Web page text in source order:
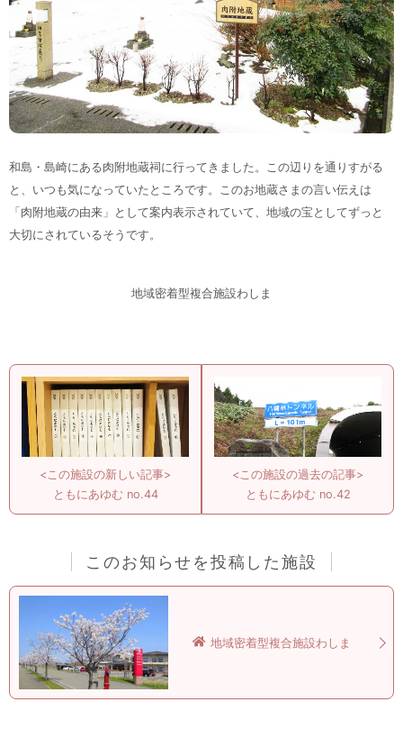
和島・島崎にある肉附地蔵祠に行ってきました。この辺りを通りすがる
と、いつも気になっていたところです。このお地蔵さまの言い伝えは
「肉附地蔵の由来」として案内表示されていて、地域の宝としてずっと
大切にされているそうです。
地域密着型複合施設わしま
<この施設の新しい記事>
ともにあゆむ no.44
<この施設の過去の記事>
ともにあゆむ no.42
このお知らせを投稿した施設
地域密着型複合施設わしま